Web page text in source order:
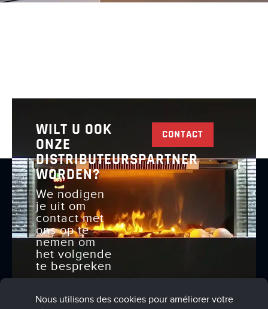
WILT U OOK
ONZE
DISTRIBUTEURSPARTNER
WORDEN?
We nodigen
je uit om
contact met
ons op te
nemen om
het volgende
te bespreken
CONTACT